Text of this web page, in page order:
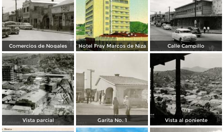
Comercios de Nogales Hotel Fray Marcos de Niza Calle Campillo
Vista parcial Garita No. 1 Vista al poniente